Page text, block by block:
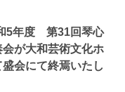
5年度　第31回琴心
が大和芸術文化ホ
会にて終焉いたし